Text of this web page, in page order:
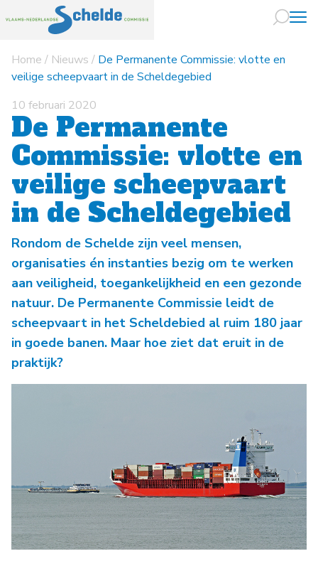
Naar
Home / Nieuws / De Permanente Commissie: vlotte en
veilige scheepvaart in de Scheldegebied
10 februari 2020
De Permanente
Commissie: vlotte en
veilige scheepvaart
in de Scheldegebied
Rondom de Schelde zijn veel mensen,
organisaties én instanties bezig om te werken
aan veiligheid, toegankelijkheid en een gezonde
natuur. De Permanente Commissie leidt de
scheepvaart in het Scheldebied al ruim 180 jaar
in goede banen. Maar hoe ziet dat eruit in de
praktijk?